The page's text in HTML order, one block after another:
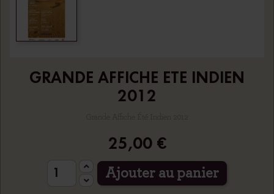
GRANDE AFFICHE ETE INDIEN
2012
Grande Affiche Été Indien 2012
25,00 €
Ajouter au panier